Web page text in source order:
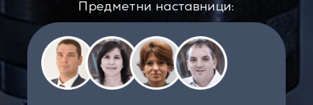
Предметни наставници: